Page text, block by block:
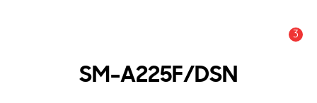
3
SM-A225F/DSN